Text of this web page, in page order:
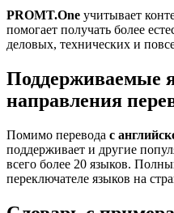
PROMT.One учитывает
помогает получать более
деловых, технических и
Поддерживаемые
направления
Помимо перевода с
поддерживает и другие
всего более 20 языков.
переключателе языков на